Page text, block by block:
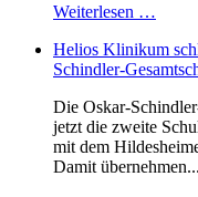
Weiterlesen …
Helios Klinikum
Schindler-
Die Oskar-
jetzt die zweite
mit dem
Damit übernehmen...